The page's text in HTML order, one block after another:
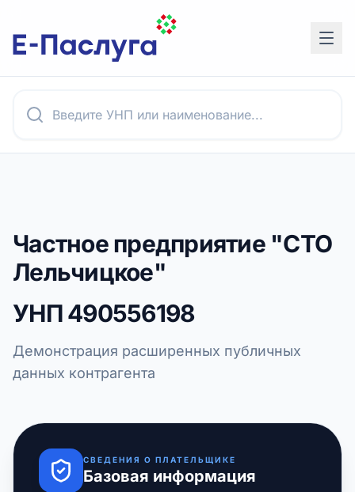
Частное предприятие "СТО
Лельчицкое"
УНП490556198
Демонстрация расширенных публичных
данных контрагента
СВЕДЕНИЯ О ПЛАТЕЛЬЩИКЕ
Базовая информация